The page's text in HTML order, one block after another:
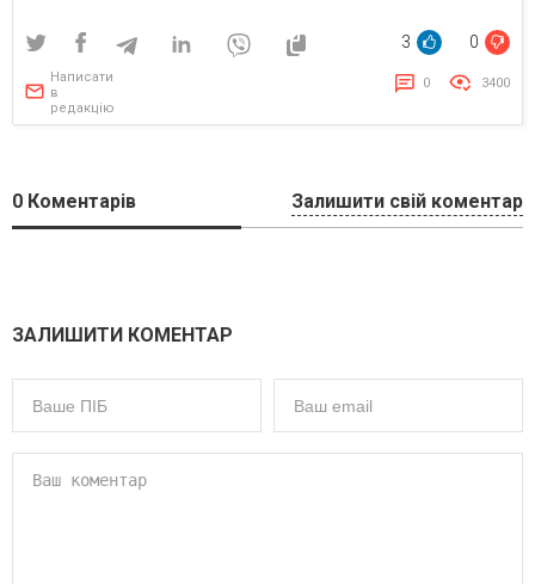
3 0
Написати
в
редакцію
0 3400
0 Коментарів Залишити свій коментар
ЗАЛИШИТИ КОМЕНТАР